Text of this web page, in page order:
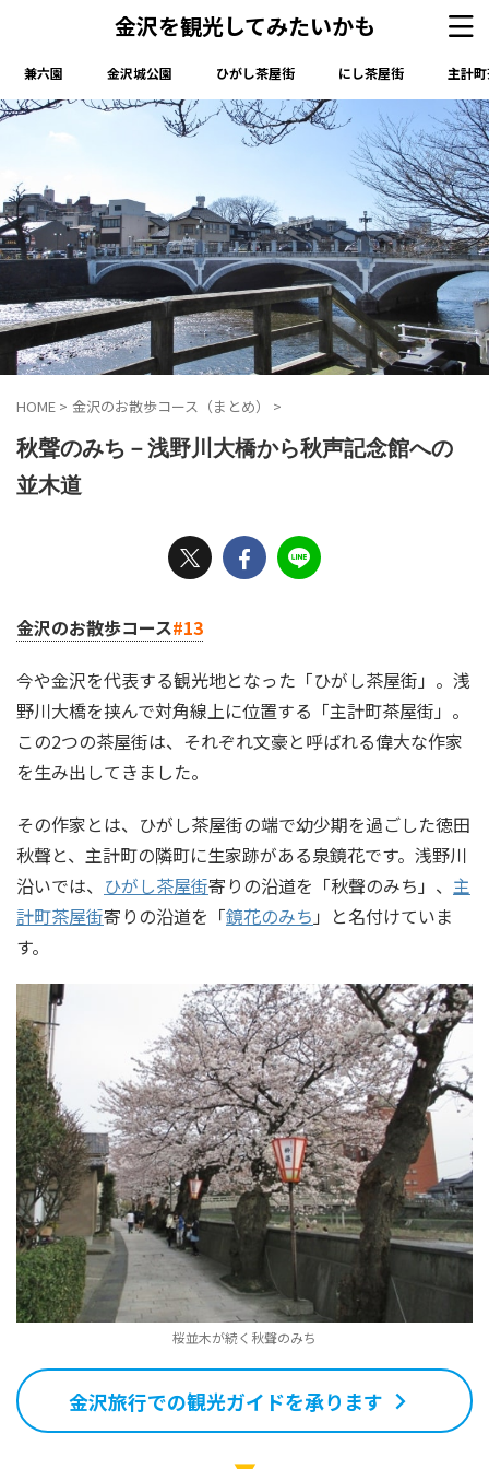
金沢を観光してみたいかも
兼六園 金沢城公園 ひがし茶屋街 にし茶屋街 主計
HOME > 金沢のお散歩コース（まとめ） >
秋聲のみち－浅野川大橋から秋声記念館への
並木道
金沢のお散歩コース#13
今や金沢を代表する観光地となった「ひがし茶屋街」。浅
野川大橋を挟んで対角線上に位置する「主計町茶屋街」。
この2つの茶屋街は、それぞれ文豪と呼ばれる偉大な作家
を生み出してきました。
その作家とは、ひがし茶屋街の端で幼少期を過ごした徳田
秋聲と、主計町の隣町に生家跡がある泉鏡花です。浅野川
沿いでは、 ひがし茶屋街寄りの沿道を「秋聲のみち」、 主
計町茶屋街寄りの沿道を「鏡花のみち 」と名付けていま
す。
桜並木が続く秋聲のみち
金沢旅行での観光ガイドを承ります